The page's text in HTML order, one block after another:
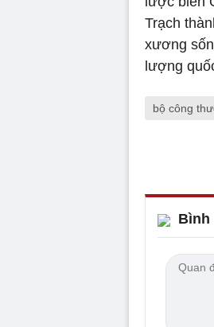
bộ công
Bình